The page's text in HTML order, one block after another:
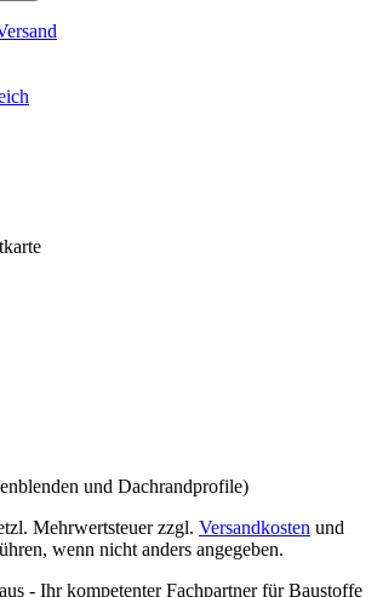
Mehrwertsteuer zzgl. Versandkosten und
wenn nicht anders angegeben.
- Ihr kompetenter Fachpartner für Baustoffe